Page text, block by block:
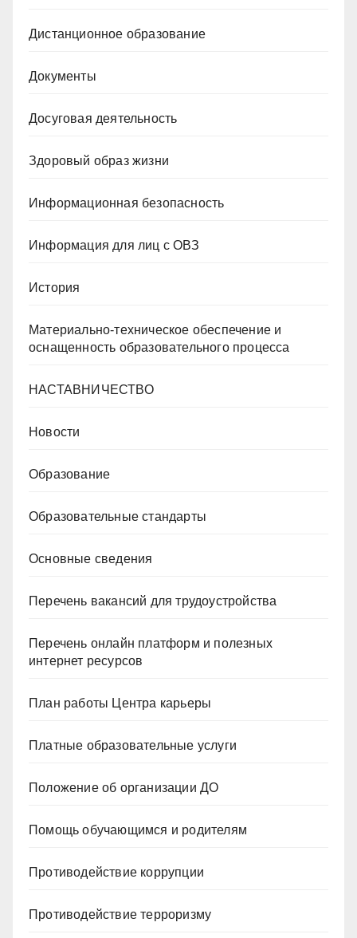
Дистанционное образование
Документы
Досуговая деятельность
Здоровый образ жизни
Информационная безопасность
Информация для лиц с ОВЗ
История
Материально-техническое обеспечение и
оснащенность образовательного процесса
НАСТАВНИЧЕСТВО
Новости
Образование
Образовательные стандарты
Основные сведения
Перечень вакансий для трудоустройства
Перечень онлайн платформ и полезных
интернет ресурсов
План работы Центра карьеры
Платные образовательные услуги
Положение об организации ДО
Помощь обучающимся и родителям
Противодействие коррупции
Противодействие терроризму